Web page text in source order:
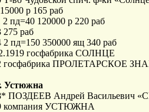
р 165 раб
2 пд=40 120000 р 220 раб
275 раб
2 пд=150 350000 ящ 340 раб
госфабрика СОЛНЦЕ
госфабрика ПРОЛЕТАРСКОЕ
Устюжна
ПОЗДЕЕВ Андрей Васильевич
компания УСТЮЖНА